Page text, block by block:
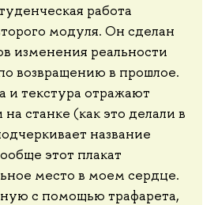
работа
модуля. Он сделан
изменения реальности
возвращению в прошлое.
и текстура отражают
станке (как это делали в
название
этот плакат
место в моем сердце.
с помощью трафарета,